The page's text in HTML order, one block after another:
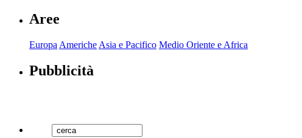
Aree
Europa Americhe Asia e Pacifico Medio Oriente e Africa
Pubblicità